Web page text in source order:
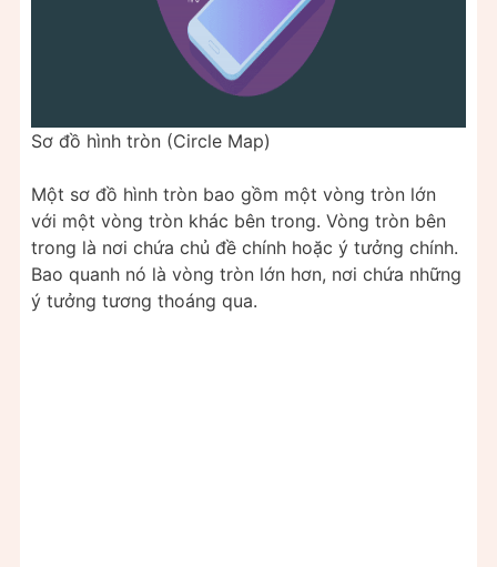
Sơ đồ hình tròn (Circle Map)
Một sơ đồ hình tròn bao gồm một vòng tròn lớn
với một vòng tròn khác bên trong. Vòng tròn bên
trong là nơi chứa chủ đề chính hoặc ý tưởng chính.
Bao quanh nó là vòng tròn lớn hơn, nơi chứa những
ý tưởng tương thoáng qua.